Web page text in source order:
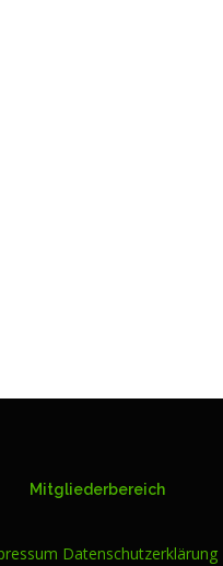
Mitgliederbereich
Datenschutzerklärung